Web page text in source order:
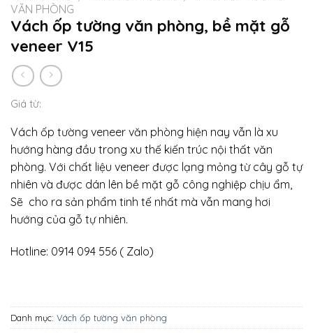
VĂN PHÒNG
Vách ốp tường văn phòng, bề mặt gỗ
veneer V15
Giá từ:
Vách ốp tường veneer văn phòng hiện nay vẫn là xu
hướng hàng đầu trong xu thế kiến trúc nội thất văn
phòng. Với chất liệu veneer được lạng mỏng từ cây gỗ tự
nhiên và được dán lên bề mặt gỗ công nghiệp chịu ẩm,
Sẽ cho ra sản phẩm tinh tế nhất mà vẫn mang hơi
hướng của gỗ tự nhiên.
Hotline: 0914 094 556 ( Zalo)
Danh mục: Vách ốp tường văn phòng